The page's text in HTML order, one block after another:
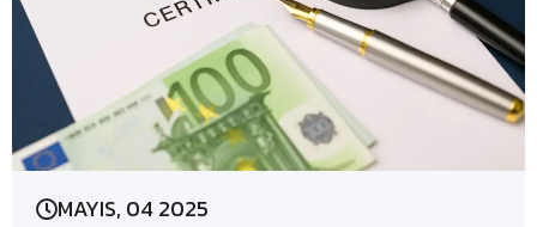
MAYIS, 04 2025